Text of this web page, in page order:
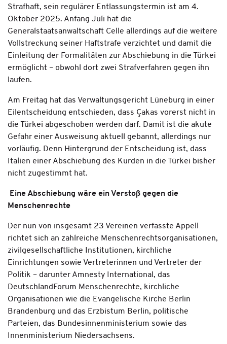
Strafhaft, sein regulärer Entlassungstermin ist am 4.
Oktober 2025. Anfang Juli hat die
Generalstaatsanwaltschaft Celle allerdings auf die weitere
Vollstreckung seiner Haftstrafe verzichtet und damit die
Einleitung der Formalitäten zur Abschiebung in die Türkei
ermöglicht – obwohl dort zwei Strafverfahren gegen ihn
laufen.
Am Freitag hat das Verwaltungsgericht Lüneburg in einer
Eilentscheidung entschieden, dass Çakas vorerst nicht in
die Türkei abgeschoben werden darf. Damit ist die akute
Gefahr einer Ausweisung aktuell gebannt, allerdings nur
vorläufig. Denn Hintergrund der Entscheidung ist, dass
Italien einer Abschiebung des Kurden in die Türkei bisher
nicht zugestimmt hat.
Eine Abschiebung wäre ein Verstoß gegen die
Menschenrechte
Der nun von insgesamt 23 Vereinen verfasste Appell
richtet sich an zahlreiche Menschenrechtsorganisationen,
zivilgesellschaftliche Institutionen, kirchliche
Einrichtungen sowie Vertreterinnen und Vertreter der
Politik – darunter Amnesty International, das
DeutschlandForum Menschenrechte, kirchliche
Organisationen wie die Evangelische Kirche Berlin
Brandenburg und das Erzbistum Berlin, politische
Parteien, das Bundesinnenministerium sowie das
Innenministerium Niedersachsens.